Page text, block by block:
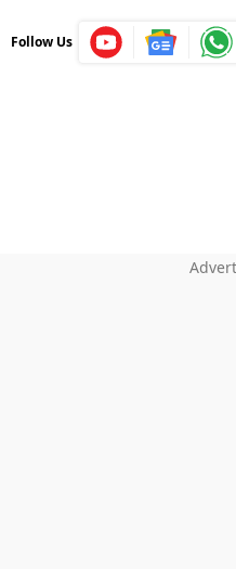
Follow Us